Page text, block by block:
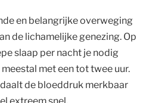
en belangrijke overweging
de lichamelijke genezing. Op
slaap per nacht je nodig
met een tot twee uur.
de bloeddruk merkbaar